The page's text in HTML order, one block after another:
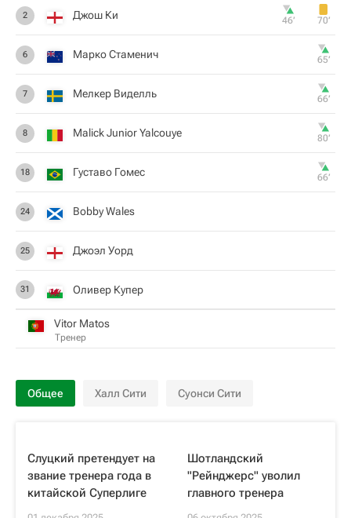
2 Джош Ки 46‎’‎ 70‎’‎
6 Марко Стаменич 65‎’‎
7 Мелкер Виделль 66‎’‎
8 Malick Junior Yalcouye 80‎’‎
18 Густаво Гомес 66‎’‎
24 Bobby Wales
25 Джоэл Уорд
31 Оливер Купер
Vitor Matos
Тренер
Общее Халл Сити Суонси Сити
Слуцкий претендует на
звание тренера года в
китайской Суперлиге
Шотландский
"Рейнджерс" уволил
главного тренера